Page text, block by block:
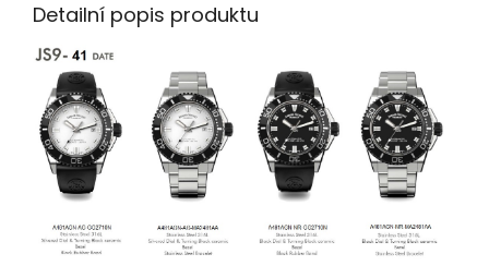
Detailní popis produktu